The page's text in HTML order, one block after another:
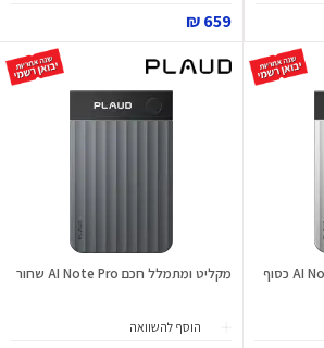
659 ₪
מקליט ומתמלל חכם AI Note Pro שחור
הוסף להשוואה